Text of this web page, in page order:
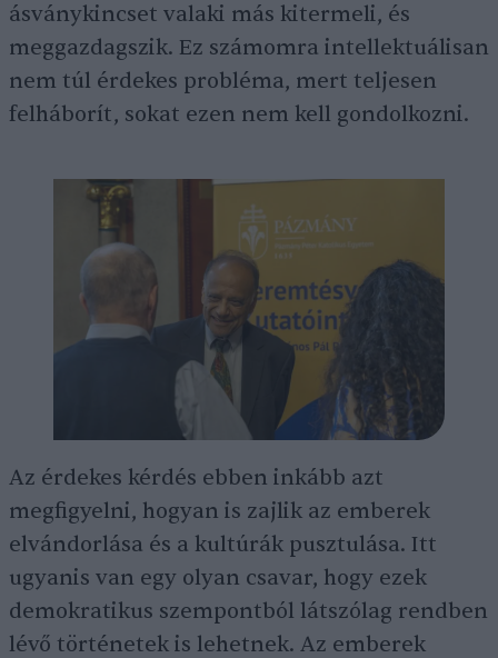
ásványkincset valaki más kitermeli, és
meggazdagszik. Ez számomra intellektuálisan
nem túl érdekes probléma, mert teljesen
felháborít, sokat ezen nem kell gondolkozni.
Az érdekes kérdés ebben inkább azt
megfigyelni, hogyan is zajlik az emberek
elvándorlása és a kultúrák pusztulása. Itt
ugyanis van egy olyan csavar, hogy ezek
demokratikus szempontból látszólag rendben
lévő történetek is lehetnek. Az emberek